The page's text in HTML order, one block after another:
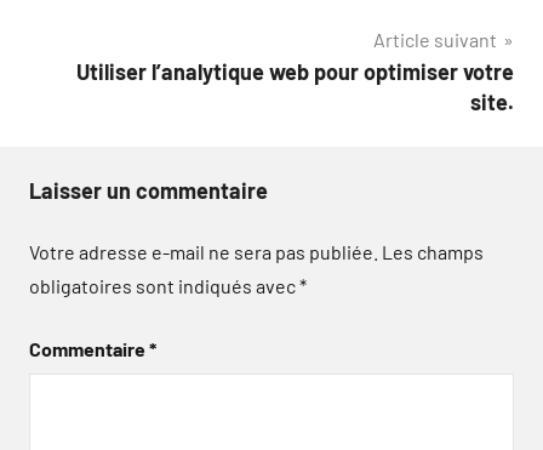
Article suivant
Utiliser l’analytique web pour optimiser votre
site.
Laisser un commentaire
Votre adresse e-mail ne sera pas publiée. Les champs
obligatoires sont indiqués avec*
Commentaire*